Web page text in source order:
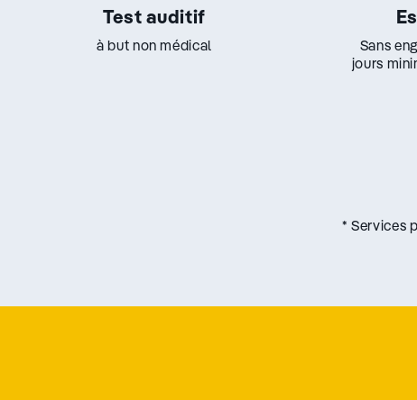
Test auditif
à but non médical
Sans
jours
* Services